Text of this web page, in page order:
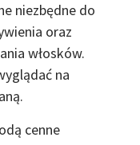
niezbędne do
oraz
włosków.
na
cenne